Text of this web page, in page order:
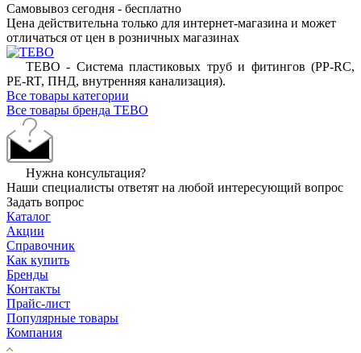
Самовывоз сегодня - бесплатно
Цена действительна только для интернет-магазина и может
отличаться от цен в розничных магазинах
ТЕВО - Система пластиковых труб и фитингов (PP-RC,
PE-RT, ПНД, внутренняя канализация).
Все товары категории
Все товары бренда TEBO
Нужна консультация?
Наши специалисты ответят на любой интересующий вопрос
Задать вопрос
Каталог
Акции
Справочник
Как купить
Бренды
Контакты
Прайс-лист
Популярные товары
Компания